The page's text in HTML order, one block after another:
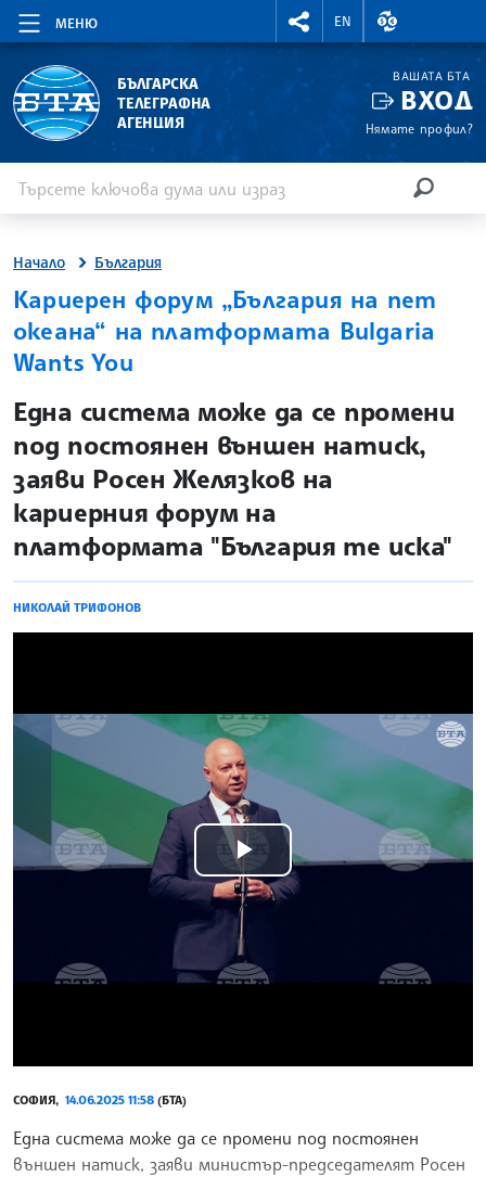
МЕНЮ
RIGHTMENU.SOCIAL
EN
ВАЛУТНИ
БЪЛГАРСКА
ТЕЛЕГРАФНА
АГЕНЦИЯ
ВАШАТА БТА
ВХОД
Нямате профил?
Начало България
Кариерен форум „България на пет
океана“ на платформата Bulgaria
Wants You
site.bta
Една система може да се промени
под постоянен външен натиск,
заяви Росен Желязков на
кариерния форум на
платформата "България те иска"
НИКОЛАЙ ТРИФОНОВ
Play
Video
СОФИЯ, 14.06.2025 11:58 (БТА)
Една система може да се промени под постоянен
външен натиск, заяви министър-председателят Росен